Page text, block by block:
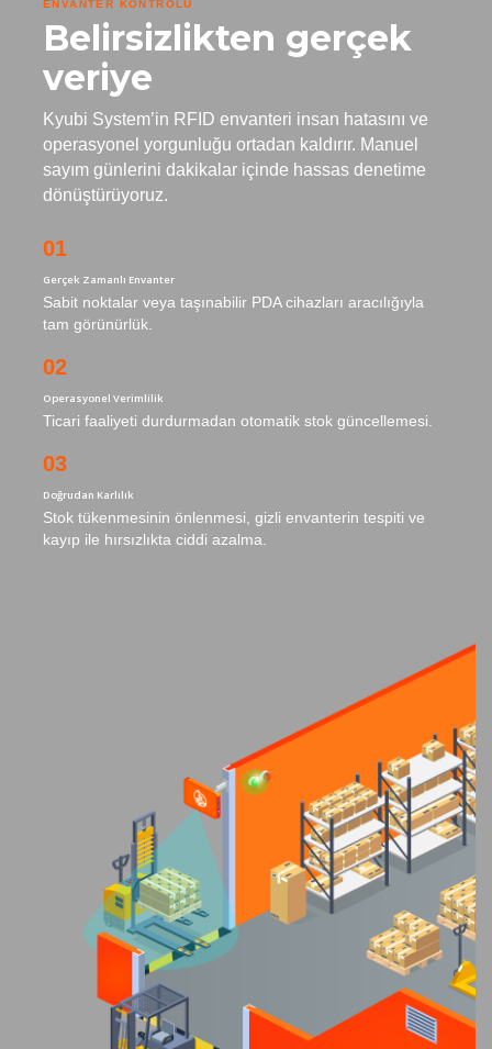
ENVANTER KONTROLÜ
Belirsizlikten gerçek
veriye
Kyubi System’in RFID envanteri insan hatasını ve
operasyonel yorgunluğu ortadan kaldırır. Manuel
sayım günlerini dakikalar içinde hassas denetime
dönüştürüyoruz.
01
Gerçek Zamanlı Envanter
Sabit noktalar veya taşınabilir PDA cihazları aracılığıyla
tam görünürlük.
02
Operasyonel Verimlilik
Ticari faaliyeti durdurmadan otomatik stok güncellemesi.
03
Doğrudan Karlılık
Stok tükenmesinin önlenmesi, gizli envanterin tespiti ve
kayıp ile hırsızlıkta ciddi azalma.